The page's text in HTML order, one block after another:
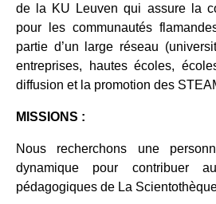
de la KU Leuven qui assure la
pour les communautés
partie d’un large réseau
entreprises, hautes écoles,
diffusion et la promotion des
MISSIONS :
Nous recherchons une
dynamique pour contribuer
pédagogiques de La